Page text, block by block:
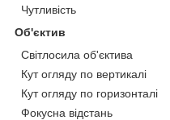
Чутливість
Об'єктив
Світлосила об'єктива
Кут огляду по вертикалі
Кут огляду по горизонталі
Фокусна відстань